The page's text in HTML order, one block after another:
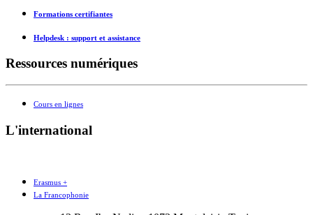
Formations certifiantes
Helpdesk : support et assistance
Ressources numériques
Cours en lignes
L'international
Erasmus +
La Francophonie